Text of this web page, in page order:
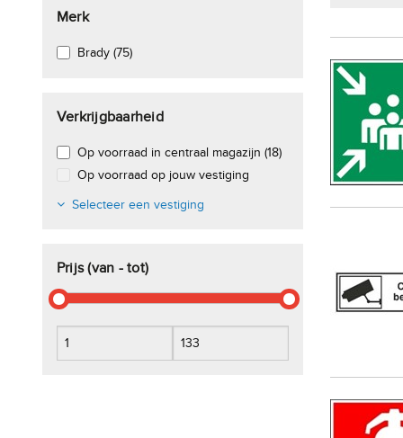
Merk
Brady (75)
Verkrijgbaarheid
Op voorraad in centraal magazijn (18)
Op voorraad op jouw vestiging
Selecteer een vestiging
Prijs (van - tot)